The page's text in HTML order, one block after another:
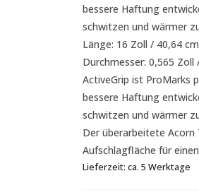
bessere Haftung
schwitzen und wärmer
Länge: 16 Zoll / 40,64 cm
Durchmesser: 0,565 Zoll
ActiveGrip ist ProMarks
bessere Haftung
schwitzen und wärmer
Der überarbeitete
Aufschlagfläche für
Lieferzeit: ca. 5 Werktage